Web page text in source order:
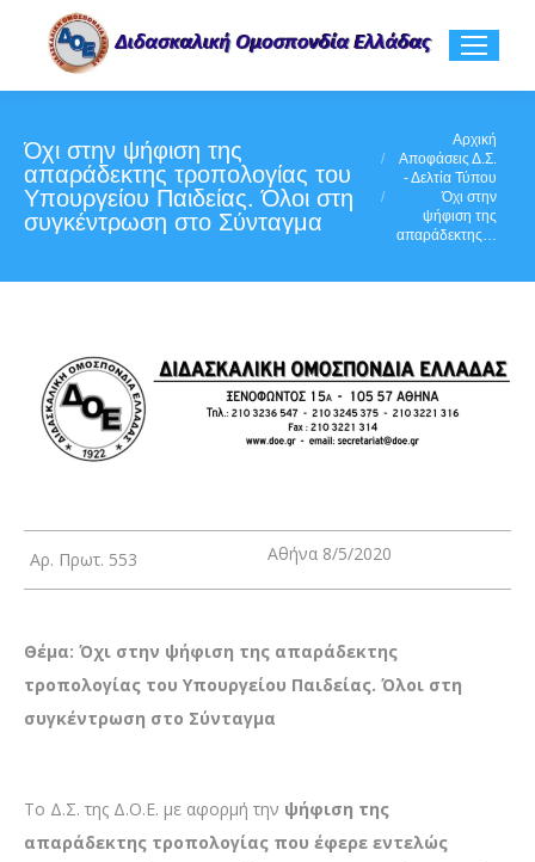
Όχι στην ψήφιση της
απαράδεκτης τροπολογίας του
Υπουργείου Παιδείας. Όλοι στη
συγκέντρωση στο Σύνταγμα
You are here:Αρχική
Αποφάσεις Δ.Σ.
- Δελτία Τύπου
Όχι στην
ψήφιση της
απαράδεκτης…
Αρ. Πρωτ. 553 Αθήνα 8/5/2020
Θέμα: Όχι στην ψήφιση της απαράδεκτης
τροπολογίας του Υπουργείου Παιδείας. Όλοι στη
συγκέντρωση στο Σύνταγμα
Το Δ.Σ. της Δ.Ο.Ε. με αφορμή την ψήφιση της
απαράδεκτης τροπολογίας που έφερε εντελώς